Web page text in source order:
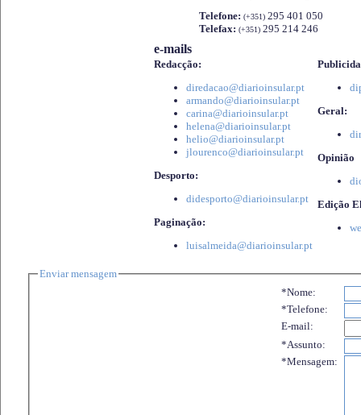
Telefone: (+351) 295 401 050
Telefax: (+351) 295 214 246
e-mails
Redacção:
diredacao@diarioinsular.pt
armando@diarioinsular.pt
carina@diarioinsular.pt
helena@diarioinsular.pt
helio@diarioinsular.pt
jlourenco@diarioinsular.pt
Desporto:
didesporto@diarioinsular.pt
Paginação:
luisalmeida@diarioinsular.pt
Geral:
Opinião
Edição
Enviar mensagem
*Nome:
*Telefone:
E-mail:
*Assunto:
*Mensagem: